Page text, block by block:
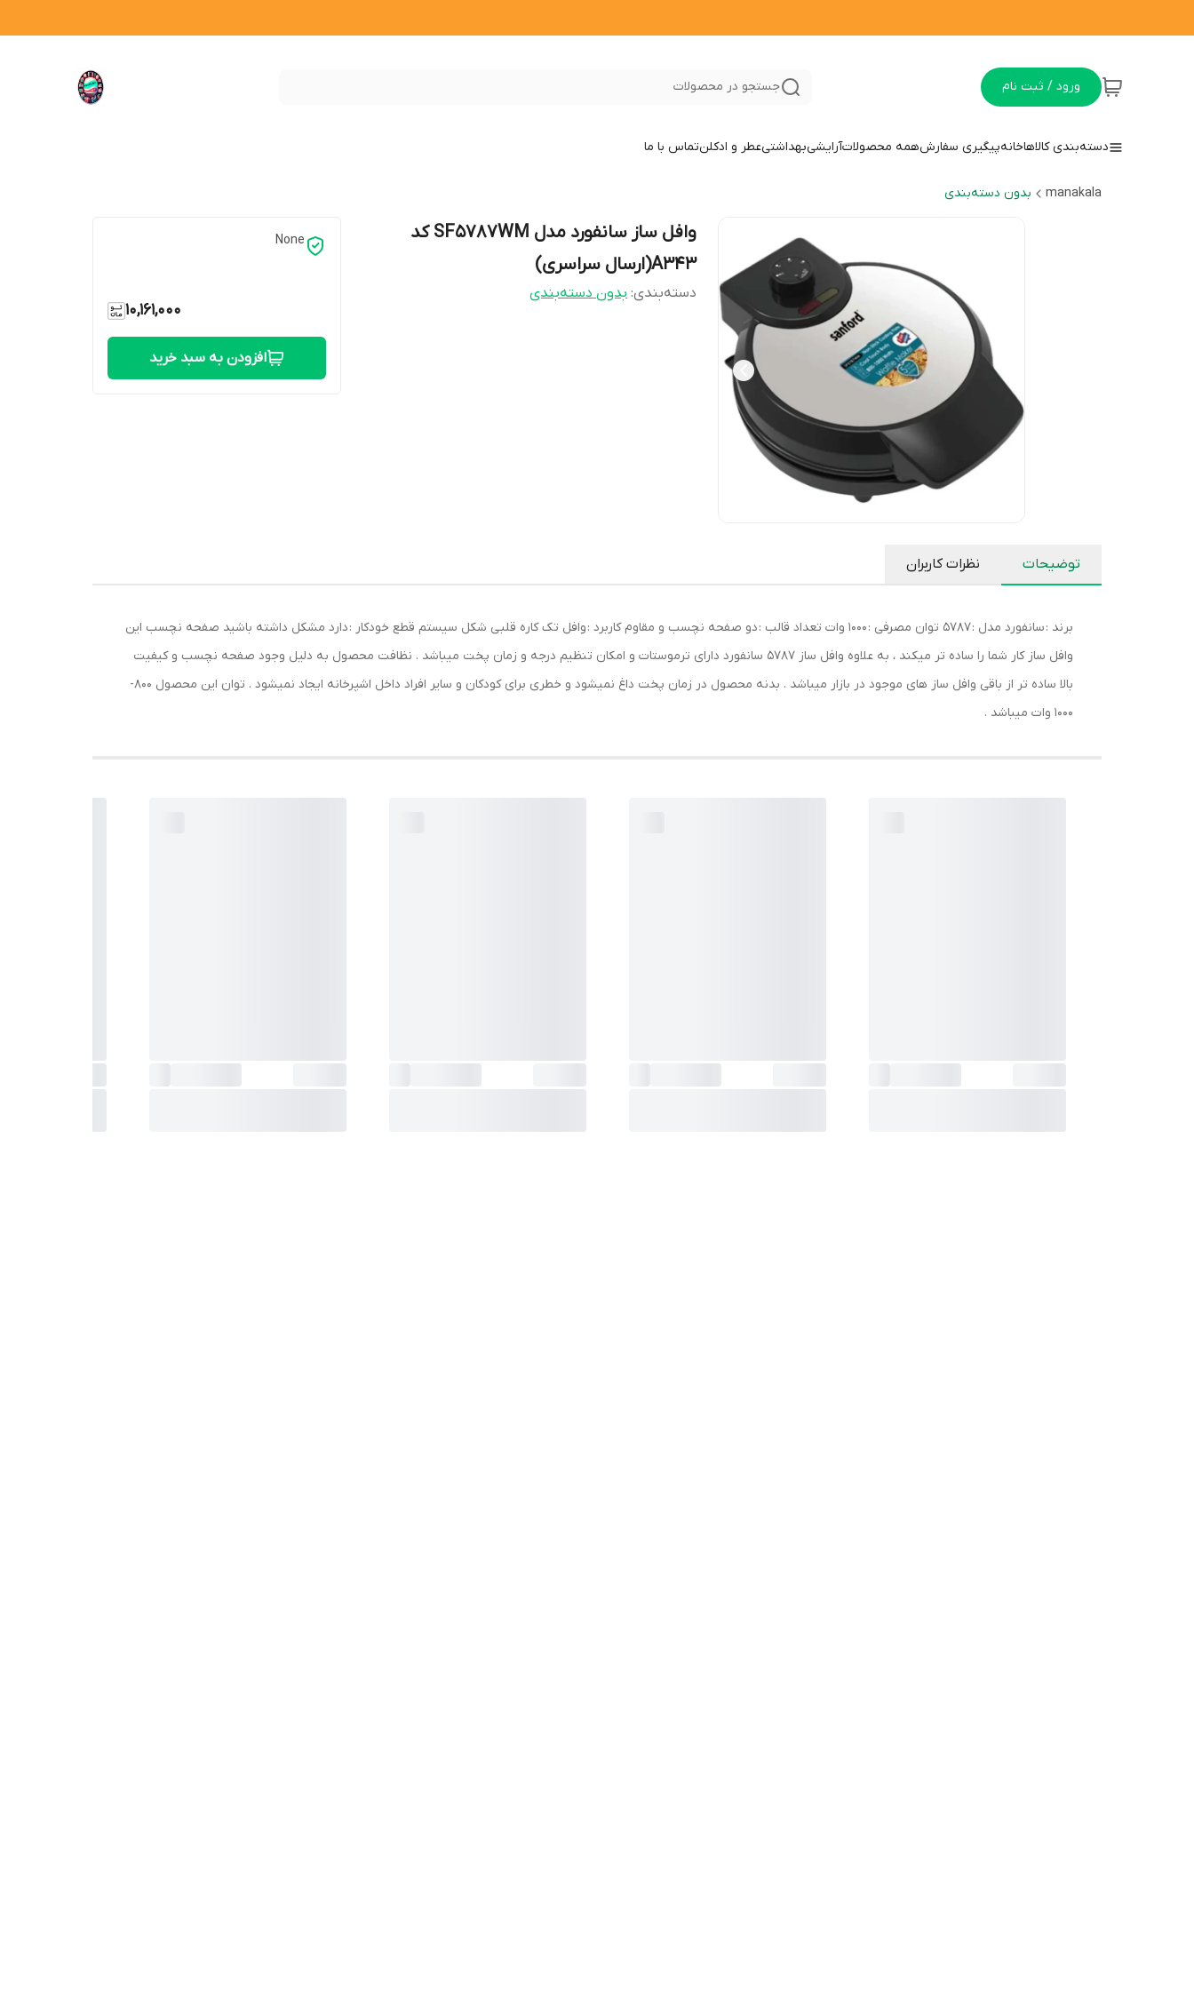
ورود / ثبت نام جستجو در محصولات
دسته‌بندی کالاهاخانهپیگیری سفارشهمه محصولاتآرایشیبهداشتیعطر و ادکلنتماس با ما
manakala بدون دسته‌بندی
وافل ساز سانفورد مدل SF5787WM کد
A343(ارسال سراسری)
دسته‌بندی:بدون دسته‌بندی
None
10,161,000
افزودن به سبد خرید
توضیحات نظرات کاربران
برند : سانفورد مدل : 5787 توان مصرفی : 1000 وات تعداد قالب : دو صفحه نچسب و مقاوم کاربرد : وافل تک کاره قلبی شکل سیستم قطع خودکار : دارد مشکل داشته باشید صفحه نچسب این
وافل ساز کار شما را ساده تر میکند ، به علاوه وافل ساز 5787 سانفورد دارای ترموستات و امکان تنظیم درجه و زمان پخت میباشد . نظافت محصول به دلیل وجود صفحه نچسب و کیفیت
بالا ساده تر از باقی وافل ساز های موجود در بازار میباشد . بدنه محصول در زمان پخت داغ نمیشود و خطری برای کودکان و سایر افراد داخل اشپرخانه ایجاد نمیشود . توان این محصول 800-
1000 وات میباشد .